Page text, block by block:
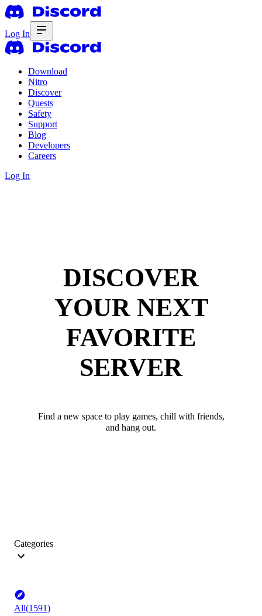
Log In
Download
Nitro
Discover
Quests
Safety
Support
Blog
Developers
Careers
Log In
DISCOVER
YOUR NEXT
FAVORITE
SERVER
Find a new space to play games, chill with friends,
and hang out.
Categories
All(1591)